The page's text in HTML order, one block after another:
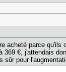
acheté parce
€, j'attendais
pour